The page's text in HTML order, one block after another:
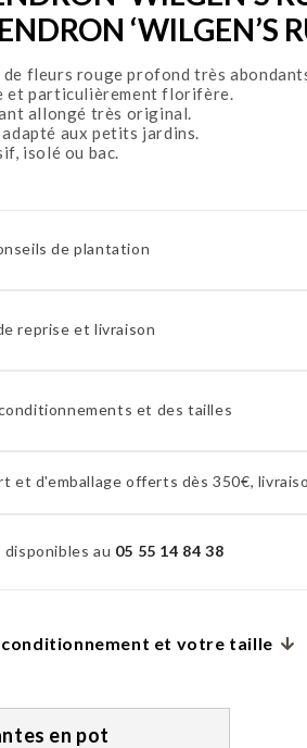
‘WILGEN’S
de fleurs rouge profond très
et particulièrement florifère.
allongé très original.
aux petits jardins.
isolé ou bac.
de plantation
reprise et livraison
et des tailles
et d'emballage offerts dès 350€,
au 05 55 14 84 38
et votre taille
en pot